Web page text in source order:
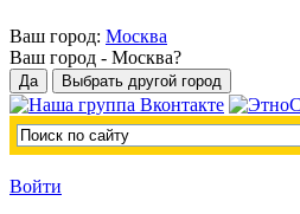
Ваш город: Москва
Ваш город - Москва?
Войти